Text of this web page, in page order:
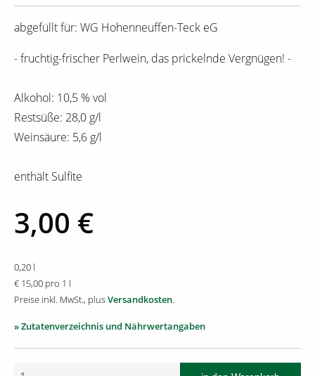
abgefüllt für: WG Hohenneuffen-Teck eG
- fruchtig-frischer Perlwein, das prickelnde Vergnügen! -
Alkohol: 10,5 % vol
Restsüße: 28,0 g/l
Weinsäure: 5,6 g/l
enthält Sulfite
3,00 €
0,20 l
€ 15,00 pro 1 l
Preise inkl. MwSt., plusVersandkosten.
» Zutatenverzeichnis und Nährwertangaben